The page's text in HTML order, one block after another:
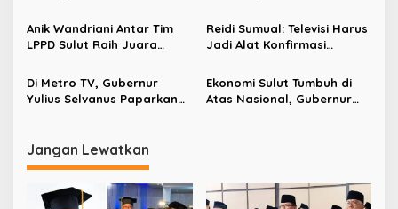
o
Ini Kemenangan Seluruh
Masyarakat
Anik Wandriani Antar Tim
LPPD Sulut Raih Juara
XIV 2026 dan Bawa Pulang
Piala Presiden
Reidi Sumual: Televisi Harus
Jadi Alat Konfirmasi
Informasi
Di Metro TV, Gubernur
Yulius Selvanus Paparkan
Sulawesi
Ekonomi Sulut Tumbuh di
Atas Nasional, Gubernur
Jangan Lewatkan